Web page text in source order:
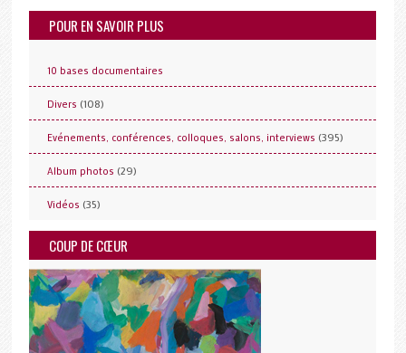
POUR EN SAVOIR PLUS
10 bases documentaires
Divers (108)
Evénements, conférences, colloques, salons, interviews (395)
Album photos (29)
Vidéos (35)
COUP DE CŒUR